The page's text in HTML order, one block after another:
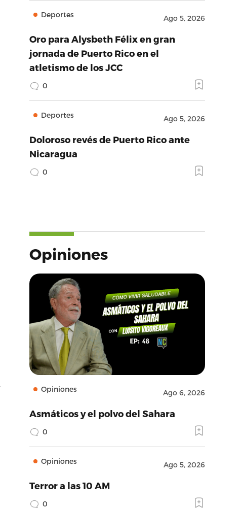
Deportes Ago 5, 2026
Oro para Alysbeth Félix en gran
jornada de Puerto Rico en el
atletismo de los JCC
0
Deportes Ago 5, 2026
Doloroso revés de Puerto Rico ante
Nicaragua
0
Opiniones
Opiniones Ago 6, 2026
Asmáticos y el polvo del Sahara
0
Opiniones Ago 5, 2026
Terror a las 10 AM
0